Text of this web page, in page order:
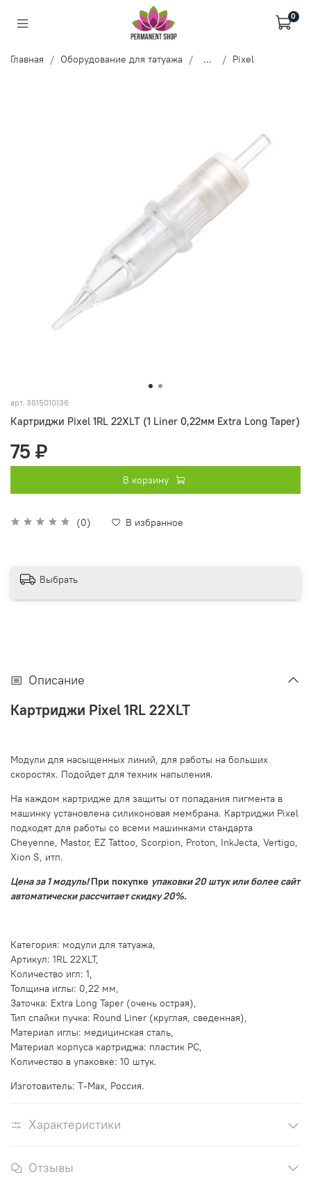
0
Главная Оборудование для татуажа ... Pixel
арт. 3815010136
Картриджи Pixel 1RL 22XLT (1 Liner 0,22мм Extra Long Taper)
(0) В избранное
75 ₽
В корзину
Выбрать
Описание
Картриджи Pixel 1RL 22XLT
Модули для насыщенных линий, для работы на больших
скоростях. Подойдет для техник напыления.
На каждом картридже для защиты от попадания пигмента в
машинку установлена силиконовая мембрана. Картриджи Pixel
подходят для работы со всеми машинками стандарта
Cheyenne, Mastor, EZ Tattoo, Scorpion, Proton, InkJecta, Vertigo,
Xion S, итп.
Цена за 1 модуль! При покупке упаковки 20 штук или более сайт
автоматически рассчитает скидку 20%.
Категория: модули для татуажа,
Артикул: 1RL 22XLT,
Количество игл: 1,
Толщина иглы: 0,22 мм,
Заточка: Extra Long Taper (очень острая),
Тип спайки пучка: Round Liner (круглая, сведенная),
Материал иглы: медицинская сталь,
Материал корпуса картриджа: пластик PC,
Количество в упаковке: 10 штук.
Изготовитель: T-Max, Россия.
Характеристики
Отзывы